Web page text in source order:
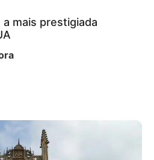
mais prestigiada